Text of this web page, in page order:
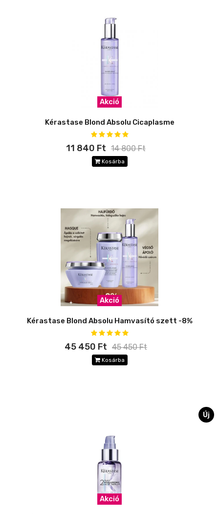
Akció
Kérastase Blond Absolu Cicaplasme
11 840 Ft 14 800 Ft
Kosárba
Akció
Kérastase Blond Absolu Hamvasító szett -8%
45 450 Ft 45 450 Ft
Kosárba
Új
Akció